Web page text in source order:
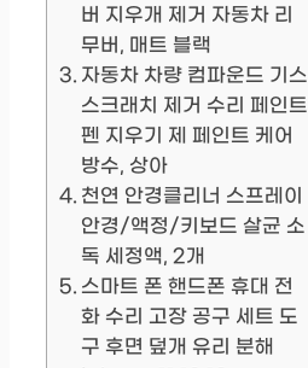
버 지우개 제거 자동차 리
무버, 매트 블랙
자동차 차량 컴파운드 기스
스크래치 제거 수리 페인트
펜 지우기 제 페인트 케어
방수, 상아
천연 안경클리너 스프레이
안경/액정/키보드 살균 소
독 세정액, 2개
스마트 폰 핸드폰 휴대 전
화 수리 고장 공구 세트 도
구 후면 덮개 유리 분해